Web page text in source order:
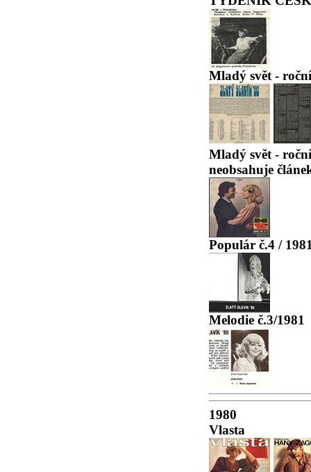
Mladý svět -
Mladý svět -
neobsahuje
Populár č.4 /
Melodie č.3/1981
1980
Vlasta